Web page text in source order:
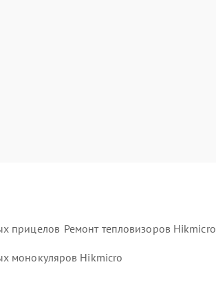
прицелов Ремонт тепловизоров Hikmicro
монокуляров Hikmicro